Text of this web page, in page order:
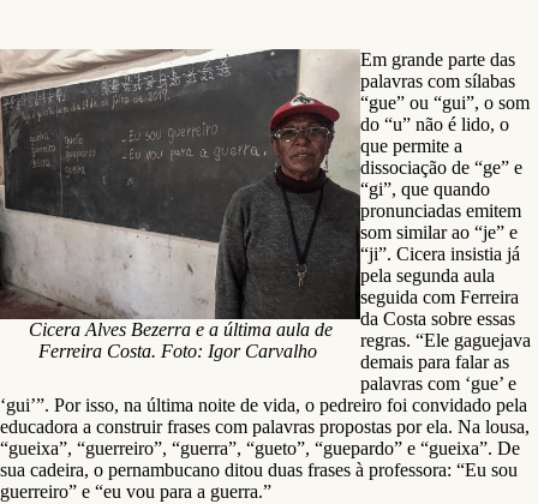
Cicera Alves Bezerra e a última aula de
Ferreira Costa. Foto: Igor Carvalho
Em grande parte das
palavras com sílabas
“gue” ou “gui”, o som
do “u” não é lido, o
que permite a
dissociação de “ge” e
“gi”, que quando
pronunciadas emitem
som similar ao “je” e
“ji”. Cicera insistia já
pela segunda aula
seguida com Ferreira
da Costa sobre essas
regras. “Ele gaguejava
demais para falar as
palavras com ‘gue’ e
‘gui’”. Por isso, na última noite de vida, o pedreiro foi convidado pela
educadora a construir frases com palavras propostas por ela. Na lousa,
“gueixa”, “guerreiro”, “guerra”, “gueto”, “guepardo” e “gueixa”. De
sua cadeira, o pernambucano ditou duas frases à professora: “Eu sou
guerreiro” e “eu vou para a guerra.”